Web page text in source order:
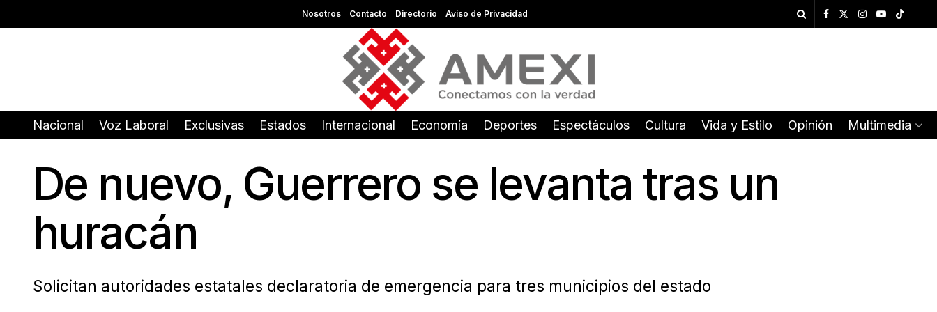
Nosotros Contacto Directorio Aviso de Privacidad
Nacional Voz Laboral Exclusivas Estados Internacional Economía Deportes Espectáculos Cultura Vida y Estilo Opinión Multimedia
De nuevo, Guerrero se levanta tras un
huracán
Solicitan autoridades estatales declaratoria de emergencia para tres municipios del estado